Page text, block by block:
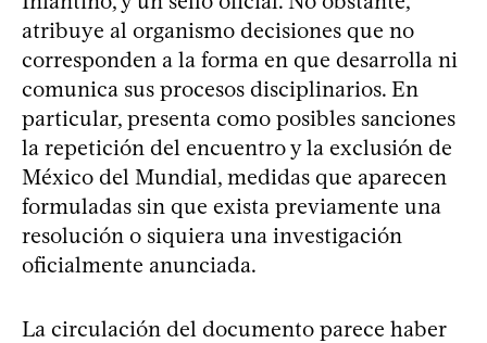
atribuye al organismo decisiones que no
corresponden a la forma en que desarrolla ni
comunica sus procesos disciplinarios. En
particular, presenta como posibles sanciones
la repetición del encuentro y la exclusión de
México del Mundial, medidas que aparecen
formuladas sin que exista previamente una
resolución o siquiera una investigación
oficialmente anunciada.
La circulación del documento parece haber